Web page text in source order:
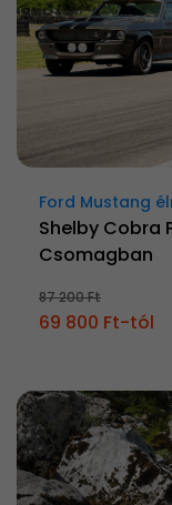
Ford Mustang
Shelby Cobra
Csomagban
87 200 Ft
69 800 Ft-tól